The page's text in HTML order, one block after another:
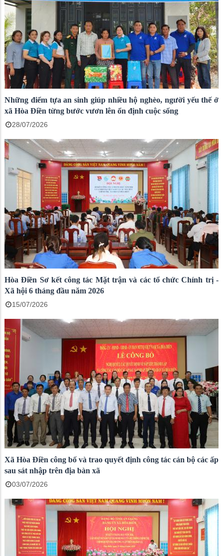
Những điểm tựa an sinh giúp nhiều hộ nghèo, người yếu thế ở
xã Hòa Điền từng bước vươn lên ổn định cuộc sống
28/07/2026
Hòa Điền Sơ kết công tác Mặt trận và các tổ chức Chính trị -
Xã hội 6 tháng đầu năm 2026
15/07/2026
Xã Hòa Điền công bố và trao quyết định công tác cán bộ các ấp
sau sát nhập trên địa bàn xã
03/07/2026